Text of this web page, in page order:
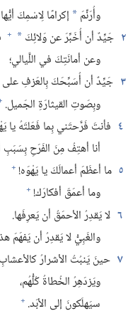
وأُرَنِّمَ * إكرامًا لِاسْمِكَ
٢ جَيِّدٌ أن أُخَبِّرَ عن وَلائِكَ *
+
وعن أمانَتِكَ في اللَّيالي؛‏
٣ جَيِّدٌ أن أُسَبِّحَكَ بِالعَزفِ على
وبِصَوتِ القيثارَةِ الجَميل.‏
٤ فأنتَ فَرَّحتَني بِما فَعَلتَهُ يا
أنا أهتِفُ مِنَ الفَرَحِ
٥ ما أعظَمَ أعمالَكَ يا يَهْوَه!‏ +
وما أعمَقَ أفكارَك!‏ +
٦ لا يَقدِرُ الأحمَقُ أن يَعرِفَها.‏
والغَبِيُّ لا يَقدِرُ أن يَفهَمَ
٧ حينَ يَنبُتُ الأشرارُ
ويَزدَهِرُ الخُطاةُ كُلُّهُم،‏
سيَهلَكونَ إلى الأبَد.‏ +